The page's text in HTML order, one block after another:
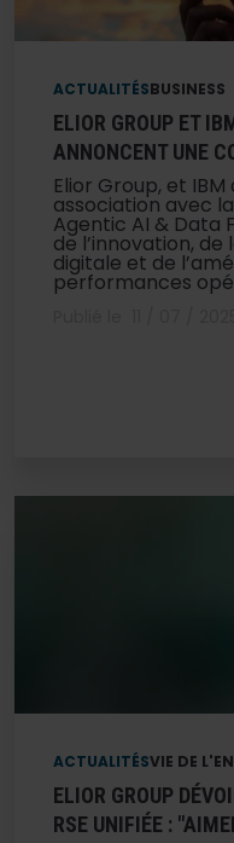
ACTUALITÉSBUSINESS
ELIOR GROUP ET
ANNONCENT UNE
Elior Group, et
association avec
Agentic AI & Data
de l’innovation,
digitale et de
performances
ACTUALITÉSVIE DE
ELIOR GROUP
RSE UNIFIÉE :